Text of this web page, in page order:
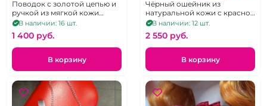
Поводок с золотой цепью и
ручкой из мягкой кожи
розового цвета
В наличии: 16 шт.
1 400 pуб.
В корзину
и поводком
Чёрный ошейник из
натуральной кожи с красной
строчкой и поводком.
В наличии: 12 шт.
2 550 pуб.
В корзину